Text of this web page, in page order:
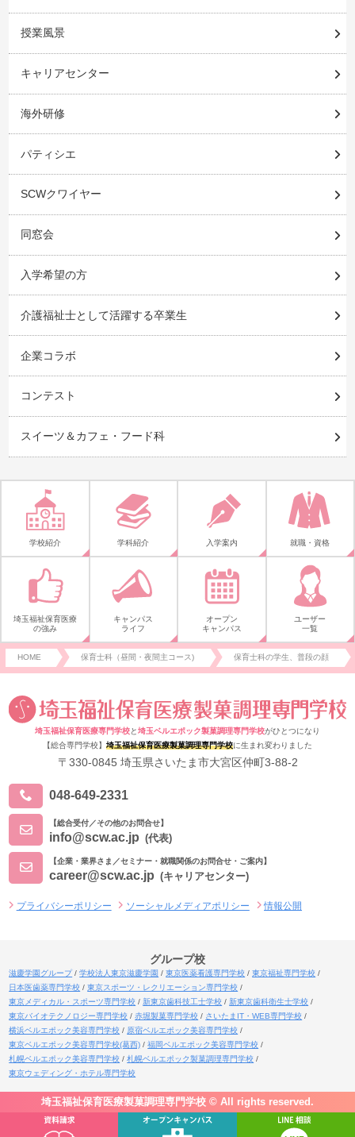
授業風景
キャリアセンター
海外研修
パティシエ
SCWクワイヤー
同窓会
入学希望の方
介護福祉士として活躍する卒業生
企業コラボ
コンテスト
スイーツ＆カフェ・フード科
学校紹介 学科紹介 入学案内 就職・資格
埼玉福祉保育医療
の強み
キャンパス
ライフ
オープン
キャンパス
ユーザー
一覧
HOME 保育士科（昼間・夜間主コース) 保育士科の学生、普段の顔
埼玉福祉保育医療専門学校と埼玉ベルエポック製菓調理専門学校がひとつになり
【総合専門学校】 埼玉福祉保育医療製菓調理専門学校に生まれ変わりました
〒330-0845 埼玉県さいたま市大宮区仲町3-88-2
048-649-2331
【総合受付／その他のお問合せ】
info@scw.ac.jp (代表)
【企業・業界さま／セミナー・就職関係のお問合せ・ご案内】
career@scw.ac.jp (キャリアセンター)
プライバシーポリシー ソーシャルメディアポリシー 情報公開
グループ校
滋慶学園グループ 学校法人東京滋慶学園 東京医薬看護専門学校
東京福祉専門学校
日本医歯薬専門学校
東京スポーツ・レクリエーション専門学校
東京メディカル・スポーツ専門学校
新東京歯科技工士学校
新東京歯科衛生士学校
東京バイオテクノロジー専門学校
赤堀製菓専門学校
さいたまIT・WEB専門学校
横浜ベルエポック美容専門学校
原宿ベルエポック美容専門学校
東京ベルエポック美容専門学校(葛西)
福岡ベルエポック美容専門学校
札幌ベルエポック美容専門学校
札幌ベルエポック製菓調理専門学校
東京ウェディング・ホテル専門学校
埼玉福祉保育医療製菓調理専門学校 © All rights reserved.